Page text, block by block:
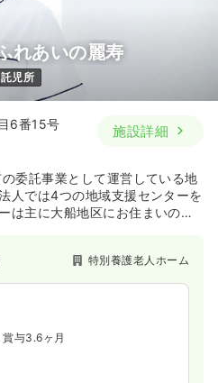
）
詳細を見る
れあいの麗寿
託児所
6番15号
施設詳細
委託事業として運営している地
人では4つの地域支援センターを
は主に大船地区にお住まいの高
らゆる相談に応じられるような体
ぐ近隣には同法人が運営してお
イサービスセンターもございま
て連携されながら地域の高齢者
す。
特別養護老人ホーム
賞与3.6ヶ月